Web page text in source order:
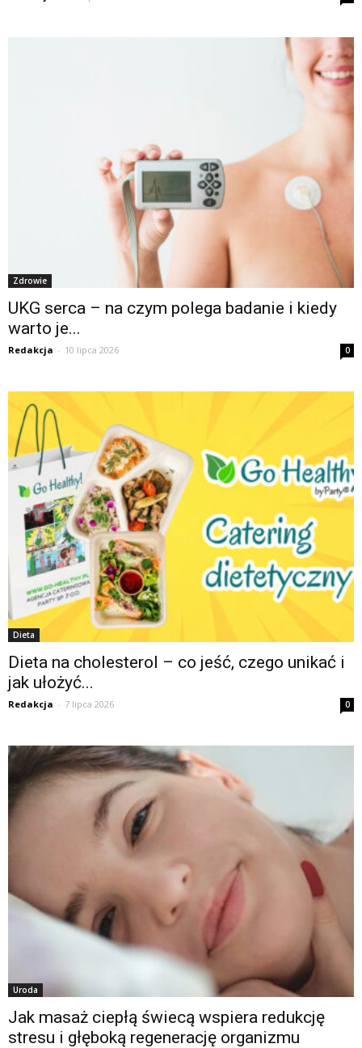
Zdrowie
UKG serca – na czym polega badanie i kiedy
warto je...
Redakcja - 10 lipca 2026 0
Dieta
Dieta na cholesterol – co jeść, czego unikać i
jak ułożyć...
Redakcja - 7 lipca 2026 0
Uroda
Jak masaż ciepłą świecą wspiera redukcję
stresu i głęboką regenerację organizmu